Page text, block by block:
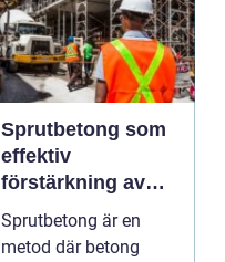
Sprutbetong som
effektiv
förstärkning av
berg och betong
Sprutbetong är en
metod där betong